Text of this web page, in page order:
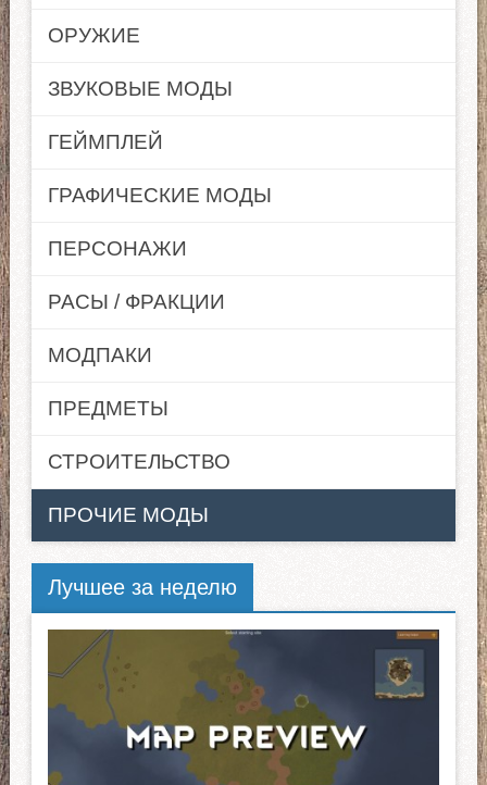
ОРУЖИЕ
ЗВУКОВЫЕ МОДЫ
ГЕЙМПЛЕЙ
ГРАФИЧЕСКИЕ МОДЫ
ПЕРСОНАЖИ
РАСЫ / ФРАКЦИИ
МОДПАКИ
ПРЕДМЕТЫ
СТРОИТЕЛЬСТВО
ПРОЧИЕ МОДЫ
Лучшее за неделю